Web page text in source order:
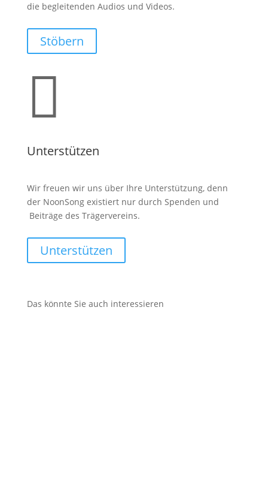
die begleitenden Audios und Videos.
Stöbern

Unterstützen
Wir freuen wir uns über Ihre Unterstützung, denn
der NoonSong existiert nur durch Spenden und
Beiträge des Trägervereins.
Unterstützen
Das könnte Sie auch interessieren